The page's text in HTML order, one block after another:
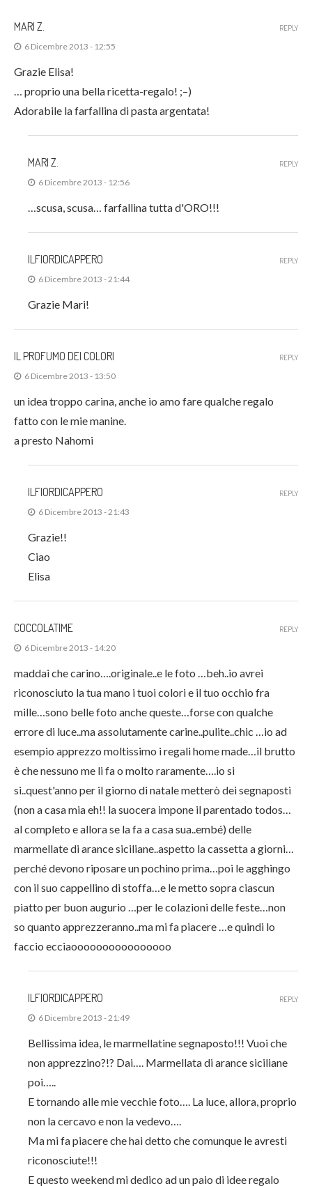
MARI Z.
6 Dicembre 2013 - 12:55
Grazie Elisa!
… proprio una bella ricetta-regalo! ;–)
Adorabile la farfallina di pasta argentata!
REPLY
MARI Z.
6 Dicembre 2013 - 12:56
…scusa, scusa… farfallina tutta d'ORO!!!
REPLY
ILFIORDICAPPERO
6 Dicembre 2013 - 21:44
Grazie Mari!
REPLY
IL PROFUMO DEI COLORI
6 Dicembre 2013 - 13:50
un idea troppo carina, anche io amo fare qualche regalo
fatto con le mie manine.
a presto Nahomi
REPLY
ILFIORDICAPPERO
6 Dicembre 2013 - 21:43
Grazie!!
Ciao
Elisa
REPLY
COCCOLATIME
6 Dicembre 2013 - 14:20
maddai che carino….originale..e le foto …beh..io avrei
riconosciuto la tua mano i tuoi colori e il tuo occhio fra
mille…sono belle foto anche queste…forse con qualche
errore di luce..ma assolutamente carine..pulite..chic …io ad
esempio apprezzo moltissimo i regali home made…il brutto
è che nessuno me li fa o molto raramente….io si
si..quest'anno per il giorno di natale metterò dei segnaposti
(non a casa mia eh!! la suocera impone il parentado todos…
al completo e allora se la fa a casa sua..embé) delle
marmellate di arance siciliane..aspetto la cassetta a giorni…
perché devono riposare un pochino prima…poi le agghingo
con il suo cappellino di stoffa…e le metto sopra ciascun
piatto per buon augurio …per le colazioni delle feste…non
so quanto apprezzeranno..ma mi fa piacere …e quindi lo
faccio ecciaoooooooooooooooo
REPLY
ILFIORDICAPPERO
6 Dicembre 2013 - 21:49
Bellissima idea, le marmellatine segnaposto!!! Vuoi che
non apprezzino?!? Dai…. Marmellata di arance siciliane
poi…..
E tornando alle mie vecchie foto…. La luce, allora, proprio
non la cercavo e non la vedevo….
Ma mi fa piacere che hai detto che comunque le avresti
riconosciute!!!
E questo weekend mi dedico ad un paio di idee regalo
REPLY